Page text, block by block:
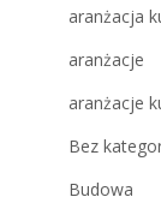
aranżacja
aranżacje
aranżacje
Bez
Budowa